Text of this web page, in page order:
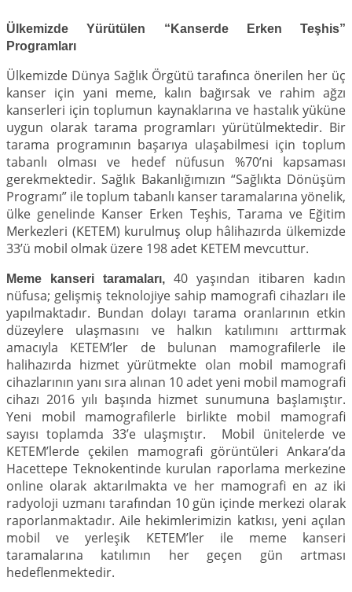
Ülkemizde Yürütülen “Kanserde Erken Teşhis”
Programları
Ülkemizde Dünya Sağlık Örgütü tarafınca önerilen her üç
kanser için yani meme, kalın bağırsak ve rahim ağzı
kanserleri için toplumun kaynaklarına ve hastalık yüküne
uygun olarak tarama programları yürütülmektedir. Bir
tarama programının başarıya ulaşabilmesi için toplum
tabanlı olması ve hedef nüfusun %70’ni kapsaması
gerekmektedir. Sağlık Bakanlığımızın “Sağlıkta Dönüşüm
Programı” ile toplum tabanlı kanser taramalarına yönelik,
ülke genelinde Kanser Erken Teşhis, Tarama ve Eğitim
Merkezleri (KETEM) kurulmuş olup hâlihazırda ülkemizde
33’ü mobil olmak üzere 198 adet KETEM mevcuttur.
Meme kanseri taramaları,
40 yaşından itibaren kadın
nüfusa; gelişmiş teknolojiye sahip mamografi cihazları ile
yapılmaktadır. Bundan dolayı tarama oranlarının etkin
düzeylere ulaşmasını ve halkın katılımını arttırmak
amacıyla KETEM’ler de bulunan mamografilerle ile
halihazırda hizmet yürütmekte olan mobil mamografi
cihazlarının yanı sıra alınan 10 adet yeni mobil mamografi
cihazı 2016 yılı başında hizmet sunumuna başlamıştır.
Yeni mobil mamografilerle birlikte mobil mamografi
sayısı toplamda 33’e ulaşmıştır. Mobil ünitelerde ve
KETEM’lerde çekilen mamografi görüntüleri Ankara’da
Hacettepe Teknokentinde kurulan raporlama merkezine
online olarak aktarılmakta ve her mamografi en az iki
radyoloji uzmanı tarafından 10 gün içinde merkezi olarak
raporlanmaktadır. Aile hekimlerimizin katkısı, yeni açılan
mobil ve yerleşik KETEM’ler ile meme kanseri
taramalarına katılımın her geçen gün artması
hedeflenmektedir.